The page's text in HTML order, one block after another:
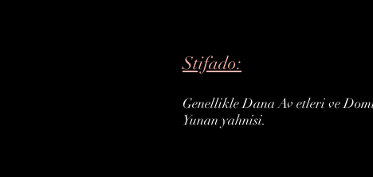
Stifado:
Genellikle Dana Av etleri ve
Yunan yahnisi.